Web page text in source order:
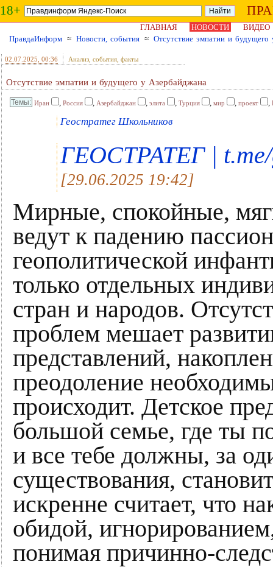
18+
ГЛАВНАЯ НОВОСТИ
ВИДЕО
ПравдаИнформ ≈ Новости, события ≈ Отсутствие эмпатии и будущего
02.07.2025 , 00:36 Анализ, события, факты
Отсутствие эмпатии и будущего у Азербайджана
Иран , Россия , Азербайджан , элита , Турция , мир , проект ,
Геостратег Школьников
ГЕОСТРАТЕГ | t.me/
[29.06.2025 19:42]
Мирные, спокойные,
ведут к падению
геополитической
только отдельных
стран и народов.
проблем мешает
представлений,
преодоление
происходит. Детское
большой семье, где ты
и все тебе должны, за
существования,
искренне считает, что
обидой,
понимая причинно-